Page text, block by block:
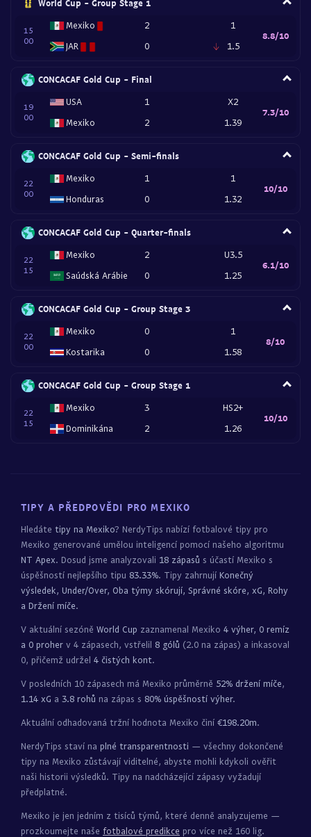
World Cup - Group Stage 1
15
00
Mexiko
JAR
2
0
1
1.5
8.8/10
CONCACAF Gold Cup - Final
19
00
USA
Mexiko
1
2
X2
1.39
7.3/10
CONCACAF Gold Cup - Semi-finals
22
00
Mexiko
Honduras
1
0
1
1.32
10/10
CONCACAF Gold Cup - Quarter-finals
22
15
Mexiko
Saúdská Arábie
2
0
U3.5
1.25
6.1/10
CONCACAF Gold Cup - Group Stage 3
22
00
Mexiko
Kostarika
0
0
1
1.58
8/10
CONCACAF Gold Cup - Group Stage 1
22
15
Mexiko
Dominikána
3
2
HS2+
1.26
10/10
TIPY A PŘEDPOVĚDI PRO MEXIKO
Hledáte tipy na Mexiko? NerdyTips nabízí fotbalové tipy pro
Mexiko generované umělou inteligencí pomocí našeho algoritmu
NT Apex. Dosud jsme analyzovali 18 zápasů s účastí Mexiko s
úspěšností nejlepšího tipu 83.33%. Tipy zahrnují Konečný
výsledek, Under/Over, Oba týmy skórují, Správné skóre, xG, Rohy
a Držení míče.
V aktuální sezóně World Cup zaznamenal Mexiko 4 výher, 0 remíz
a 0 proher v 4 zápasech, vstřelil 8 gólů (2.0 na zápas) a inkasoval
0, přičemž udržel 4 čistých kont.
V posledních 10 zápasech má Mexiko průměrně 52% držení míče,
1.14 xG a 3.8 rohů na zápas s 80% úspěšností výher.
Aktuální odhadovaná tržní hodnota Mexiko činí €198.20m.
NerdyTips staví na plné transparentnosti — všechny dokončené
tipy na Mexiko zůstávají viditelné, abyste mohli kdykoli ověřit
naši historii výsledků. Tipy na nadcházející zápasy vyžadují
předplatné.
Mexiko je jen jedním z tisíců týmů, které denně analyzujeme —
prozkoumejte naše fotbalové predikce pro více než 160 lig.